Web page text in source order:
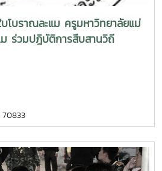
โบราณละแม ครูมหาวิทยาลัยแม่
ร่วมปฎิบัติการสืบสานวิถี
70833